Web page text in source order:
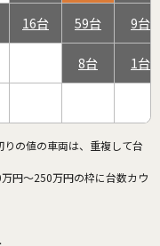
16 59 9
8 1
の値の車両は、重複して台
円～250万円の枠に台数カウ